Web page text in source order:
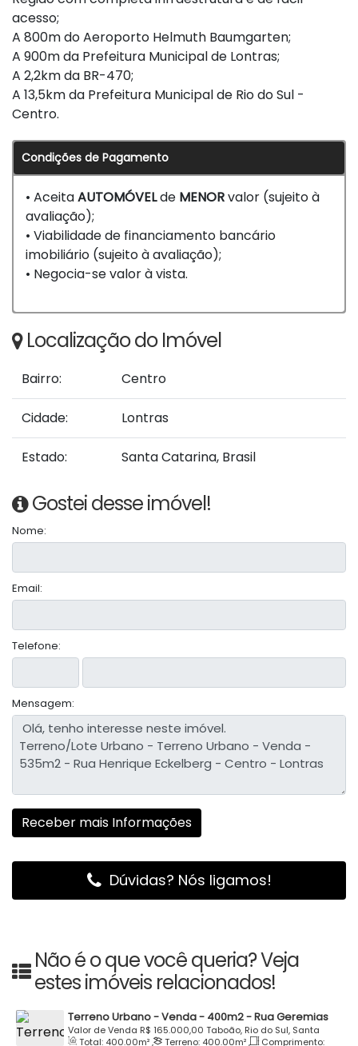
acesso;
A 800m do Aeroporto Helmuth Baumgarten;
A 900m da Prefeitura Municipal de Lontras;
A 2,2km da BR-470;
A 13,5km da Prefeitura Municipal de Rio do Sul -
Centro.
Condições de Pagamento
• AceitaAUTOMÓVELde MENORvalor (sujeito à
avaliação);
• Viabilidade de financiamento bancário
imobiliário (sujeito à avaliação);
• Negocia-se valor à vista.
Localização do Imóvel
Bairro: Centro
Cidade: Lontras
Estado: Santa Catarina, Brasil
Gostei desse imóvel!
Nome:
Email:
Telefone:
Mensagem:
Dúvidas? Nós ligamos!
Não é o que você queria? Veja
estes imóveis relacionados!
Terreno Urbano - Venda - 400m2 - Rua Geremias
Medeiros - Taboão - Rio do Sul
R$ 165.000,00
Valor de Venda
Taboão, Rio do Sul, Santa
Total: 400.00m², Terreno: 400.00m²,
Comprimento: